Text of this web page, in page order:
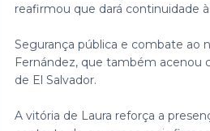
reafirmou que dará continuidade
Segurança pública e combate ao
Fernández, que também acenou
de El Salvador.
A vitória de Laura reforça a